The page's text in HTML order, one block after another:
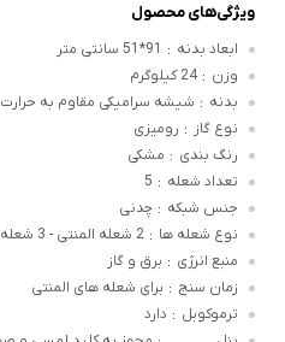
ویژگی‌های محصول
ابعاد بدنه : 91*51 سانتی متر
وزن : 24 کیلوگرم
بدنه : شیشه سرامیکی مقاوم به حرارت
نوع گاز : رومیزی
رنگ بندی : مشکی
تعداد شعله :
5
جنس شبکه : چدنی
نوع شعله ها : 2 شعله المنتی - 3 شعله گازی
منبع انرژی : برق و گاز
زمان سنج : برای شعله های المنتی
ترموکوبل : دارد